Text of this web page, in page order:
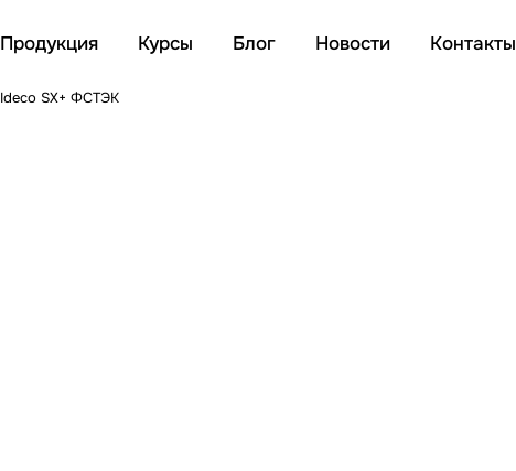
Продукция Курсы Блог Новости Контакты
Ideco SX+ ФСТЭК